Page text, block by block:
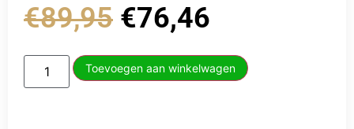
€89,95 €76,46
Toevoegen aan winkelwagen